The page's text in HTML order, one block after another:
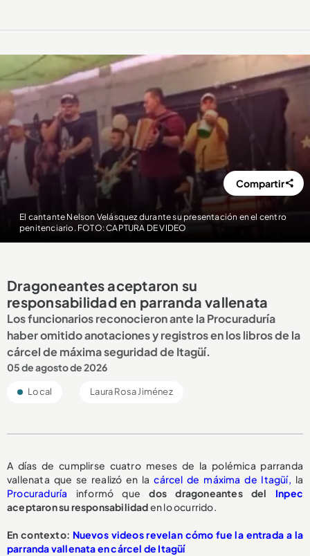
El cantante Nelson Velásquez durante su presentación en el centro
penitenciario. FOTO: CAPTURA DE VIDEO
Compartir
Dragoneantes aceptaron su
responsabilidad en parranda vallenata
Los funcionarios reconocieron ante la Procuraduría
haber omitido anotaciones y registros en los libros de la
cárcel de máxima seguridad de Itagüí.
05 de agosto de 2026
Local Laura Rosa Jiménez
A días de cumplirse cuatro meses de la polémica parranda
vallenata que se realizó en lacárcel de máxima de Itagüí, la
Procuraduría informó quedos dragoneantes del Inpec
aceptaron su responsabilidaden lo ocurrido.
En contexto: Nuevos videos revelan cómo fue la entrada a la
parranda vallenata en cárcel de Itagüí